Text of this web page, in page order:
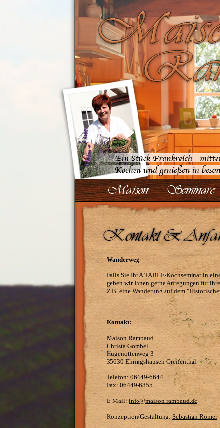
Wanderweg
Falls Sie Ihr A TABLE-Kochseminar in
geben wir Ihnen gerne Anregungen für
Z.B. eine Wanderung auf dem
Kontakt:
Maison Rambaud
Christa Gombel
Hugenottenweg 3
35630 Ehringshausen-Greifenthal
Telefon: 06449-6644
Fax: 06449-6855
E-Mail:info@maison-rambaud.de
Konzeption/Gestaltung:Sebastian Römer